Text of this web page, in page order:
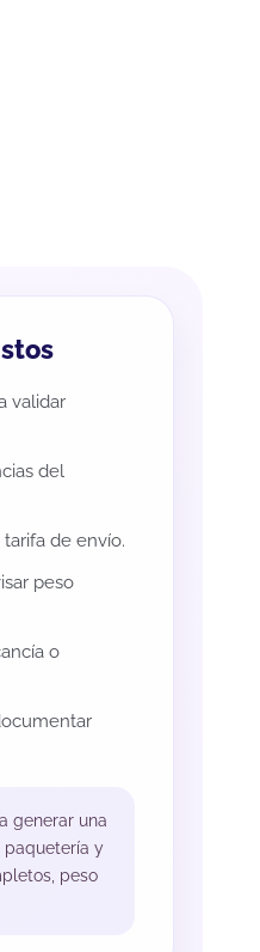
validar
del
de envío.
peso
o
generar una
paquetería y
peso